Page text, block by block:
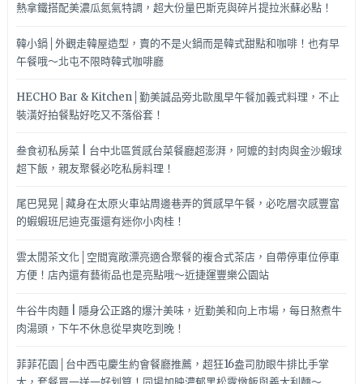
熱拿鐵搭配美濃瓜氮氣特調，超大份量巴斯克與碎片提拉米蘇必點！
韓小鍋│外觀走韓屋造型，賣的不是火鍋而是韓式甜點和咖啡！也有早
午餐哦～北屯不限時韓式咖啡廳
HECHO Bar & Kitchen│勤美誠品旁北歐風早午餐加義式料理，不止
裝潢好拍餐點好吃又不落俗套！
叁食初私房菜 | 台中北區質感台菜餐廳超澎湃，阿嬤的封肉與金沙蝦球
超下飯，親友聚餐必吃私房料理！
尾巴晃晃│藏身在太原火車站周邊巷弄的質感早午餐，必吃層次感豐富
的蝦蝦班尼迪克蛋還有迷你小肉桂！
雲太閒茶文化│空間寬敞漂亮適合聚餐的複合式茶店，自帶停車位停車
方便！店內還有藝術品也是亮點哦～近捷運豐樂公園站
牛谷牛肉麵 | 隱身公正路的爆汁美味，近勤美和向上市場，每日熬煮牛
肉湯頭，下午不休息從早爽吃到晚！
菲菲花園│台中西屯慶生約會餐廳推薦，超狂16盎司肋眼牛排比手掌